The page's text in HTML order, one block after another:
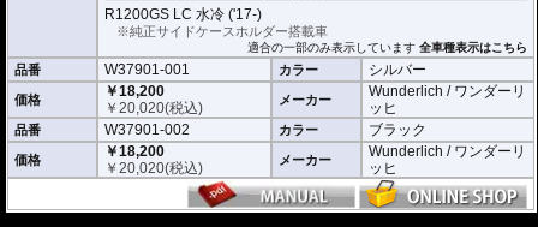
R1200GS LC 水冷 ('17-)
※純正サイドケースホルダー搭載車
適合の一部のみ表示しています全車種表示はこちら
品番 W37901-001 カラー シルバー
価格
￥18,200
￥20,020(税込) メーカー
Wunderlich / ワンダーリ
ッヒ
品番 W37901-002 カラー ブラック
価格
￥18,200
￥20,020(税込) メーカー
Wunderlich / ワンダーリ
ッヒ